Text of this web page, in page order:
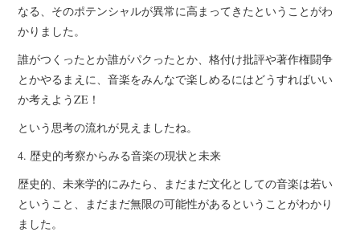
なる、そのポテンシャルが異常に高まってきたということがわ
かりました。
誰がつくったとか誰がパクったとか、格付け批評や著作権闘争
とかやるまえに、音楽をみんなで楽しめるにはどうすればいい
か考えようZE！
という思考の流れが見えましたね。
4. 歴史的考察からみる音楽の現状と未来
歴史的、未来学的にみたら、まだまだ文化としての音楽は若い
ということ、まだまだ無限の可能性があるということがわかり
ました。